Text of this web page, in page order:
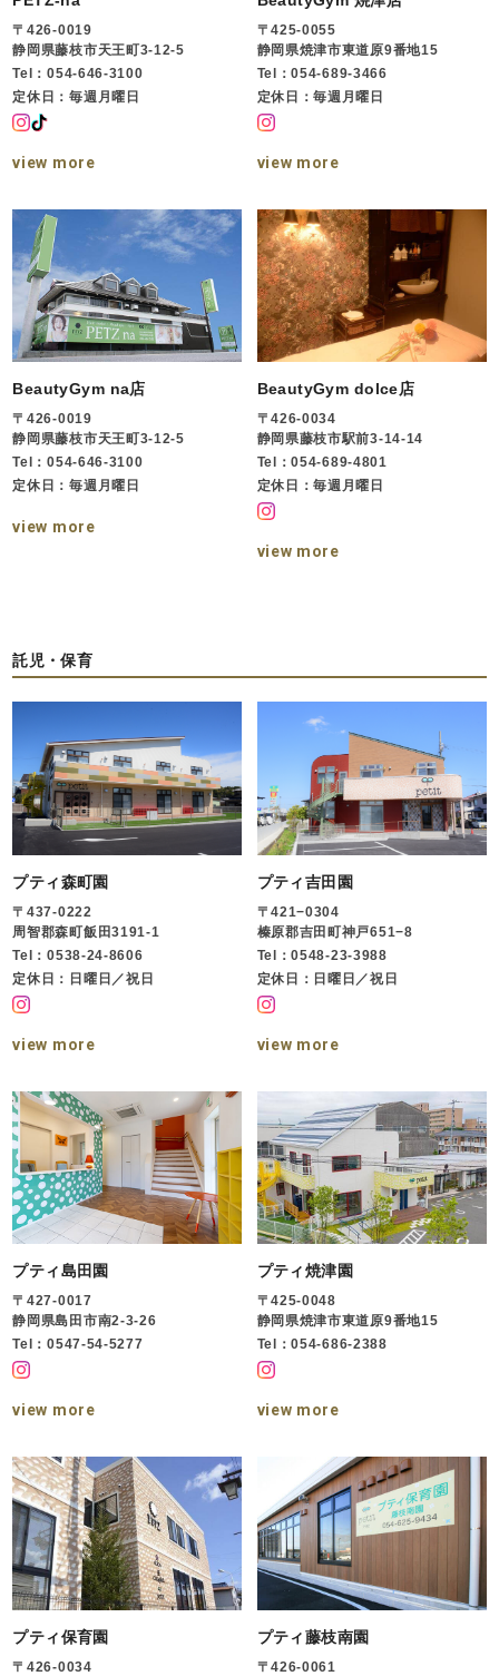
〒426-0019
静岡県藤枝市天王町3-12-5
Tel：054-646-3100
定休日：毎週月曜日
view more
〒425-0055
静岡県焼津市東道原9番地15
Tel：054-689-3466
定休日：毎週月曜日
view more
BeautyGym na店
〒426-0019
静岡県藤枝市天王町3-12-5
Tel：054-646-3100
定休日：毎週月曜日
view more
BeautyGym dolce店
〒426-0034
静岡県藤枝市駅前3-14-14
Tel：054-689-4801
定休日：毎週月曜日
view more
託児・保育
プティ森町園
〒437-0222
周智郡森町飯田3191-1
Tel：0538-24-8606
定休日：日曜日／祝日
view more
プティ吉田園
〒421−0304
榛原郡吉田町神戸651−8
Tel：0548-23-3988
定休日：日曜日／祝日
view more
プティ島田園
〒427-0017
静岡県島田市南2-3-26
Tel：0547-54-5277
view more
プティ焼津園
〒425-0048
静岡県焼津市東道原9番地15
Tel：054-686-2388
view more
プティ保育園
〒426-0034
プティ藤枝南園
〒426-0061